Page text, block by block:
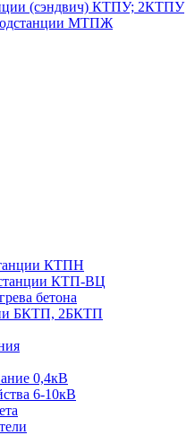
(сэндвич) КТПУ; 2КТПУ
МТПЖ
КТПН
КТП-ВЦ
бетона
БКТП, 2БКТП
0,4кВ
6-10кВ